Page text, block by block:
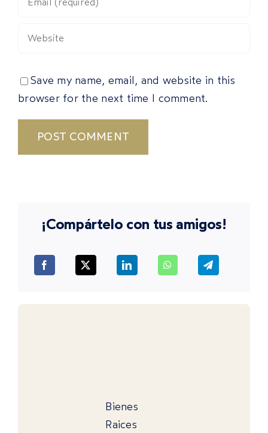
¡Compártelo con tus amigos!
Save my name, email, and website in this
browser for the next time I comment.
Bienes
Raices